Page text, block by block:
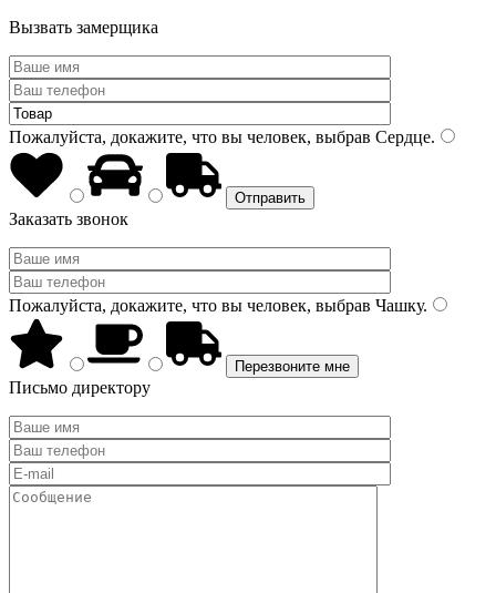
Вызвать замерщика
Пожалуйста, докажите, что вы человек, выбрав Сердце.
Заказать звонок
Пожалуйста, докажите, что вы человек, выбрав Чашку.
Письмо директору